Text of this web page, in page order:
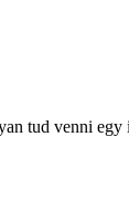
tud venni